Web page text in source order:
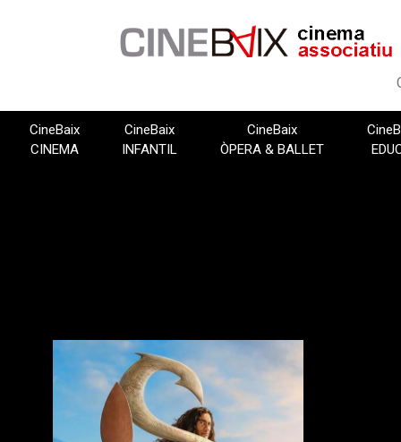
CineBaix
CINEMA
CineBaix
INFANTIL
CineBaix
ÒPERA & BALLET